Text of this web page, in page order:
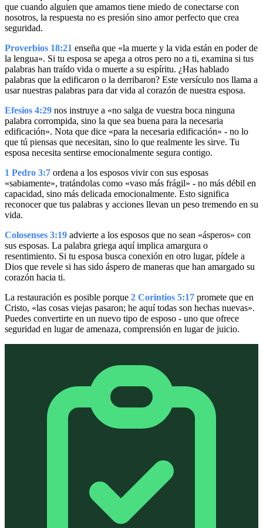
que cuando alguien que amamos tiene miedo de conectarse con
nosotros, la respuesta no es presión sino amor perfecto que crea
seguridad.
Proverbios 18:21 enseña que «la muerte y la vida están en poder de
la lengua». Si tu esposa se apega a otros pero no a ti, examina si tus
palabras han traído vida o muerte a su espíritu. ¿Has hablado
palabras que la edificaron o la derribaron? Este versículo nos llama a
usar nuestras palabras para dar vida al corazón de nuestra esposa.
Efesios 4:29 nos instruye a «no salga de vuestra boca ninguna
palabra corrompida, sino la que sea buena para la necesaria
edificación». Nota que dice «para la necesaria edificación» - no lo
que tú piensas que necesitan, sino lo que realmente les sirve. Tu
esposa necesita sentirse emocionalmente segura contigo.
1 Pedro 3:7 ordena a los esposos vivir con sus esposas
«sabiamente», tratándolas como «vaso más frágil» - no más débil en
capacidad, sino más delicada emocionalmente. Esto significa
reconocer que tus palabras y acciones llevan un peso tremendo en su
vida.
Colosenses 3:19 advierte a los esposos que no sean «ásperos» con
sus esposas. La palabra griega aquí implica amargura o
resentimiento. Si tu esposa busca conexión en otro lugar, pídele a
Dios que revele si has sido áspero de maneras que han amargado su
corazón hacia ti.
La restauración es posible porque 2 Corintios 5:17 promete que en
Cristo, «las cosas viejas pasaron; he aquí todas son hechas nuevas».
Puedes convertirte en un nuevo tipo de esposo - uno que ofrece
seguridad en lugar de amenaza, comprensión en lugar de juicio.